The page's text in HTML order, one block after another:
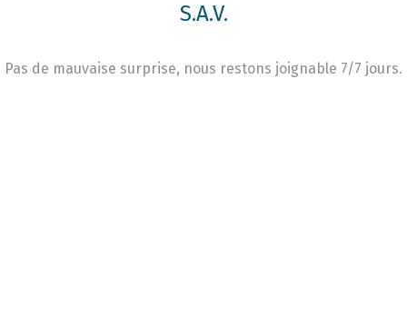
S.A.V.
Pas de mauvaise surprise, nous restons joignable 7/7 jours.